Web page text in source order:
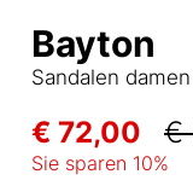
Bayton
Sandalen
€ 72,00 €
Sie sparen 10%